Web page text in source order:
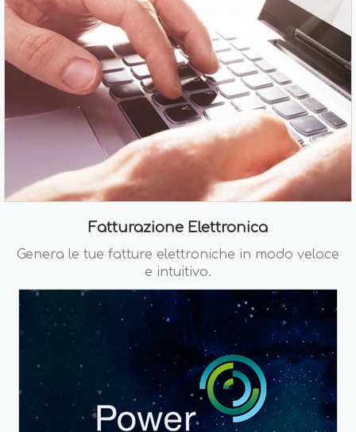
Fatturazione Elettronica
Genera le tue fatture elettroniche in modo veloce
e intuitivo.